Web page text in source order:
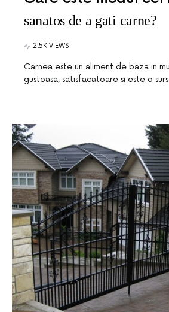
sanatos de a gati carne?
2.5K VIEWS
Carnea este un aliment de baza in
gustoasa, satisfacatoare si este o